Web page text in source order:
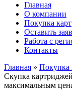
Главная
О компании
Покупка
Оставить
Работа с
Контакты
Главная » Покупка
Скупка
максимальным